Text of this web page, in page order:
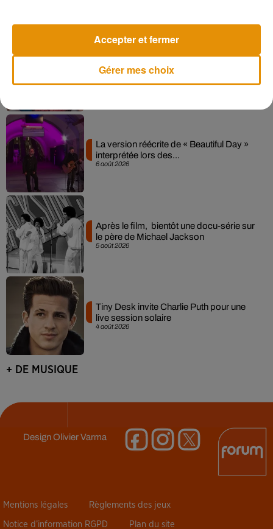
6 août 2026
« Loups Garous » pour son...
6 août 2026
La version réécrite de « Beautiful Day »
interprétée lors des...
5 août 2026
Après le film, bientôt une docu-série sur
le père de Michael Jackson
4 août 2026
Tiny Desk invite Charlie Puth pour une
live session solaire
+ DE MUSIQUE
DesignOlivier Varma
Mentions légales Règlements des jeux
Notice d’information RGPD Plan du site
Gérer mes choix
Accepter et fermer